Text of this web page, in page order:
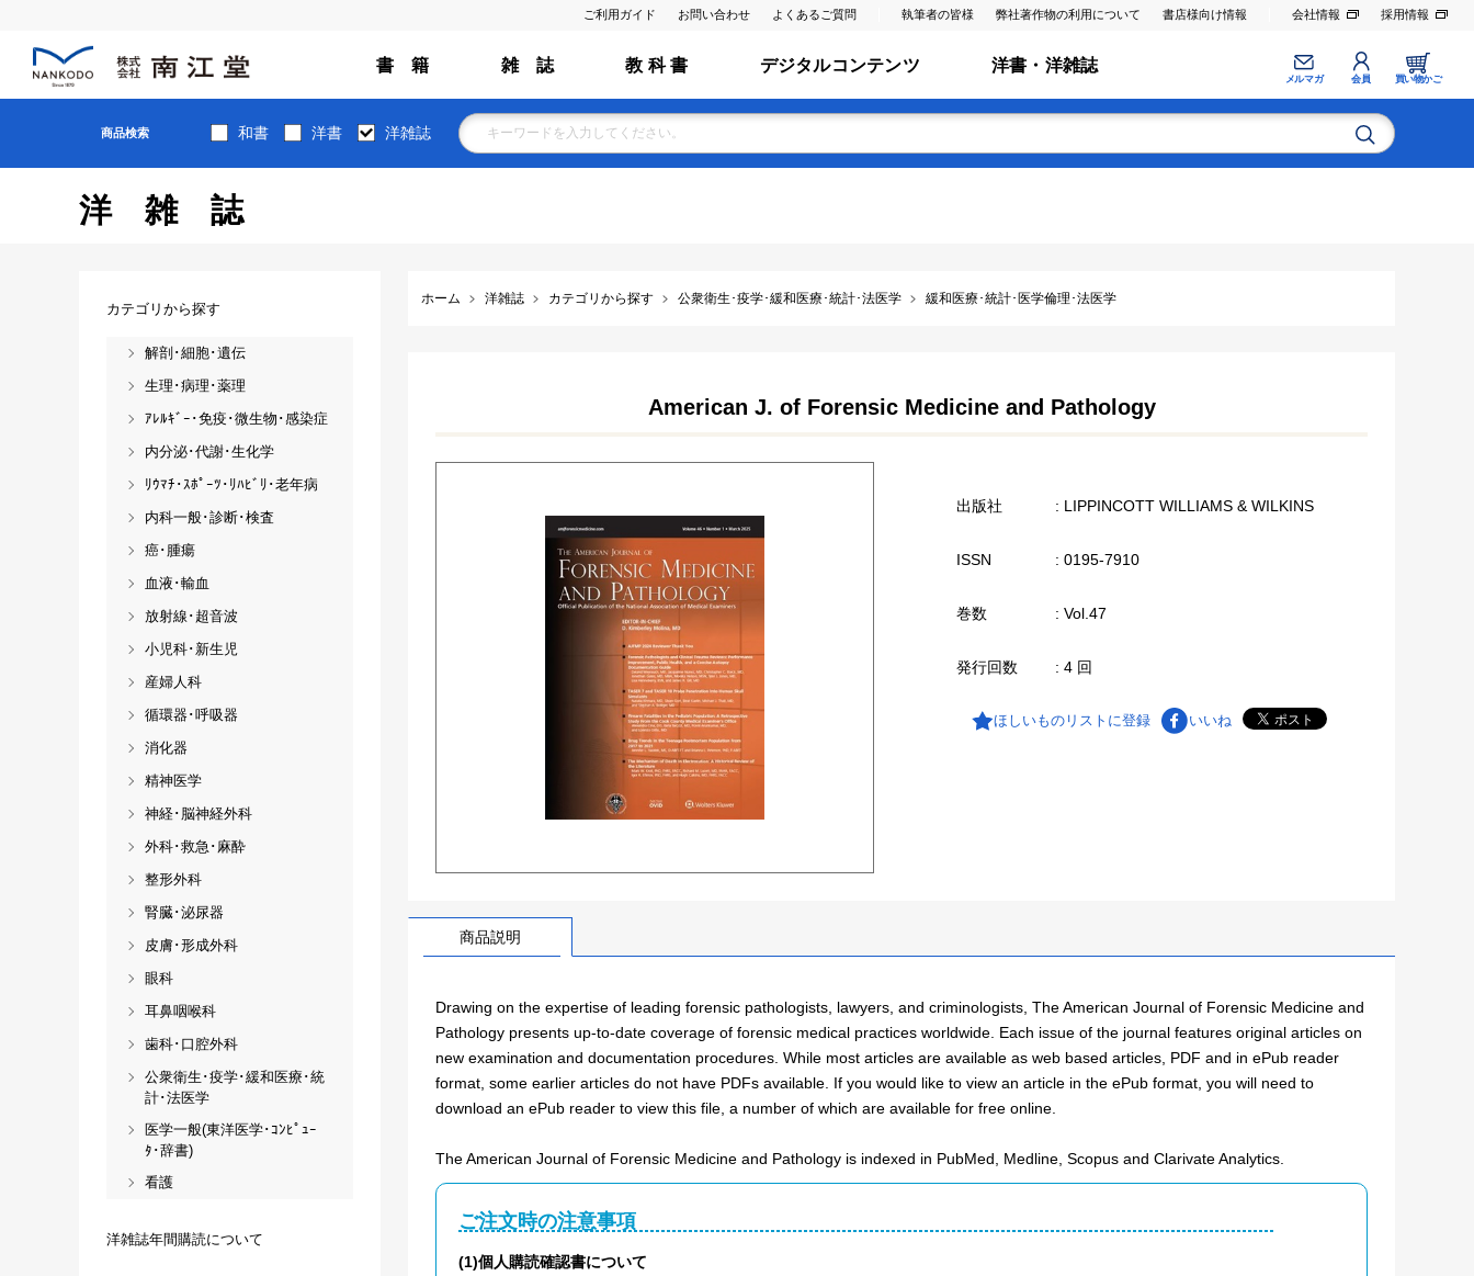
ご利用ガイド お問い合わせ よくあるご質問 執筆者の皆様 弊社著作物の利用について 書店様向け情報 会社情報 採用情報
書 籍 雑 誌 教 科 書 デジタルコンテンツ 洋書・洋雑誌
メルマガ 会員 買い物かご
商品検索 和書 洋書 洋雑誌
洋雑誌
ホーム 洋雑誌 カテゴリから探す 公衆衛生･疫学･緩和医療･統計･法医学 緩和医療･統計･医学倫理･法医学
American J. of Forensic Medicine and Pathology
出版社 : LIPPINCOTT WILLIAMS & WILKINS
ISSN : 0195-7910
巻数 : Vol.47
発行回数 : 4 回
ほしいものリストに登録 いいね
商品説明
Drawing on the expertise of leading forensic pathologists, lawyers, and criminologists, The American Journal of Forensic Medicine and
Pathology presents up-to-date coverage of forensic medical practices worldwide. Each issue of the journal features original articles on
new examination and documentation procedures. While most articles are available as web based articles, PDF and in ePub reader
format, some earlier articles do not have PDFs available. If you would like to view an article in the ePub format, you will need to
download an ePub reader to view this file, a number of which are available for free online.
The American Journal of Forensic Medicine and Pathology​ is indexed in PubMed, Medline, Scopus and Clarivate Analytics.
ご注文時の注意事項
(1)個人購読確認書について
カテゴリから探す
解剖･細胞･遺伝
生理･病理･薬理
ｱﾚﾙｷﾞｰ･免疫･微生物･感染症
内分泌･代謝･生化学
ﾘｳﾏﾁ･ｽﾎﾟｰﾂ･ﾘﾊﾋﾞﾘ･老年病
内科一般･診断･検査
癌･腫瘍
血液･輸血
放射線･超音波
小児科･新生児
産婦人科
循環器･呼吸器
消化器
精神医学
神経･脳神経外科
外科･救急･麻酔
整形外科
腎臓･泌尿器
皮膚･形成外科
眼科
耳鼻咽喉科
歯科･口腔外科
公衆衛生･疫学･緩和医療･統
計･法医学
医学一般(東洋医学･ｺﾝﾋﾟｭｰ
ﾀ･辞書)
看護
洋雑誌年間購読について